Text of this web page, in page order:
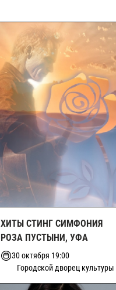
ХИТЫ СТИНГ СИМФОНИЯ
РОЗА ПУСТЫНИ, УФА
30 октября 19:00
Городской дворец культуры